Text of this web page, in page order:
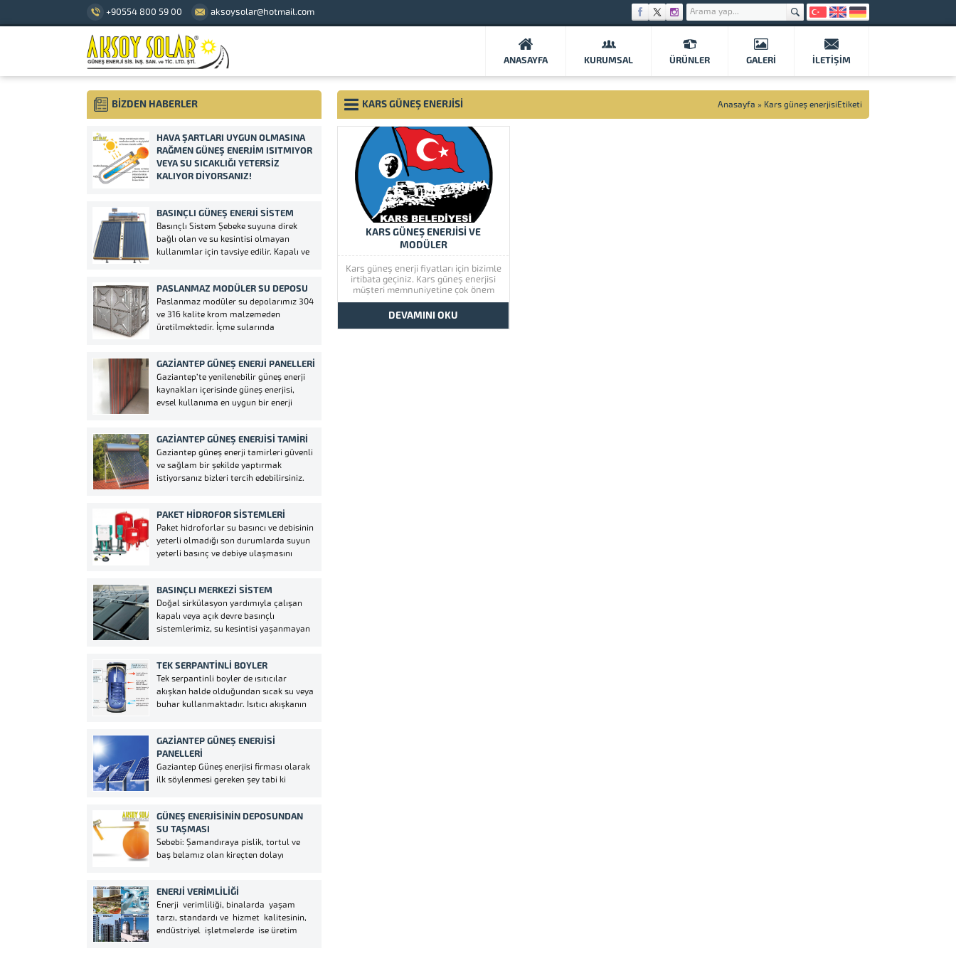
+90554 800 59 00 aksoysolar@hotmail.com
ANASAYFA KURUMSAL ÜRÜNLER GALERI İLETIŞIM
KARS GÜNEŞ ENERJISI Anasayfa » Kars güneş enerjisiEtiketi
KARS GÜNEŞ ENERJİSİ VE
MODÜLER
Kars güneş enerji fiyatları için bizimle
irtibata geçiniz. Kars güneş enerjisi
müşteri memnuniyetine çok önem
vermektedir. Kars güneş enerjisinin
kaliteli ürünlerini görmek için lütfen
ürünlerimize bir göz atınız. Türkiye’de
başta güney doğu olmak üzere tüm
DEVAMINI OKU
BİZDEN HABERLER
HAVA ŞARTLARI UYGUN OLMASINA
RAĞMEN GÜNEŞ ENERJIM ISITMIYOR
VEYA SU SICAKLIĞI YETERSIZ
KALIYOR DIYORSANIZ!
kontrol ediniz! Bir sızıntı veya ve ya
kaçak olup olmadığına bakınız! Çözüm:
Camların üzeri hava koşullarından
dolayı çamur veya toz olmuşsa
BASINÇLI GÜNEŞ ENERJI SISTEM
Basınçlı Sistem Şebeke suyuna direk
bağlı olan ve su kesintisi olmayan
kullanımlar için tavsiye edilir. Kapalı ve
sistemdir. Açık devre sistemimiz ise
antifiriz koyma derdi bulunmayan bir
sistemdir. Doğal...
PASLANMAZ MODÜLER SU DEPOSU
Paslanmaz modüler su depolarımız 304
ve 316 kalite krom malzemeden
üretilmektedir. İçme sularında
Kimyasal bileşeni %18 krom ve %8 nikel
içerdiği için korozyona karşı daha
dirençli olmaktadır.
GAZIANTEP GÜNEŞ ENERJI PANELLERI
Gaziantep’te yenilenebilir güneş enerji
kaynakları içerisinde güneş enerjisi,
evsel kullanıma en uygun bir enerji
Güneş Kollektörleri vasıtası ile
evlerimizde şu amaçlar için
kullanabiliriz; 1– Evinizde kullanılan
suyun ısıtılması...
GAZIANTEP GÜNEŞ ENERJISI TAMIRI
Gaziantep güneş enerji tamirleri güvenli
ve sağlam bir şekilde yaptırmak
istiyorsanız bizleri tercih edebilirsiniz.
hizmetlerimizi bizleri takip ederek
görebilirsiniz. Gaziantep güneş enerji
arızaları tespit ederek sizlere bilgi
aktarmaktayız eğer fiyatlarımızı kabul
PAKET HIDROFOR SISTEMLERI
Paket hidroforlar su basıncı ve debisinin
yeterli olmadığı son durumlarda suyun
yeterli basınç ve debiye ulaşmasını
genellikle yüksek binalarda, sulama
sistemlerinde, normal apartmanlarda,
villalarda, ev tipi hidroforu, okul tipi
hidroforu, hastane...
BASINÇLI MERKEZI SISTEM
Doğal sirkülasyon yardımıyla çalışan
kapalı veya açık devre basınçlı
sistemlerimiz, su kesintisi yaşanmayan
3 mm kalınlığında 304 kalite krom
çelikten imal edilmiş ve bütün bağlantı
parçaları pirinç...
TEK SERPANTINLI BOYLER
Tek serpantinli boyler de ısıtıcılar
akışkan halde olduğundan sıcak su veya
buhar kullanmaktadır. Isıtıcı akışkanın
alanındaki suya aktarılır. Boylerin
pompası tarafından kontrol edilen
tesisatı, sadece ve sadece ihtiyaç...
GAZIANTEP GÜNEŞ ENERJISI
PANELLERI
Gaziantep Güneş enerjisi firması olarak
ilk söylenmesi gereken şey tabi ki
bitmeyecek olmasıdır. Günümüzde çok
sık kullanılan doğalgaz ve petrol gibi
enerji türleri sonraki zamanlarda
tükenebilir. Fakat güneş ile elde...
GÜNEŞ ENERJISININ DEPOSUNDAN
SU TAŞMASI
Sebebi: Şamandıraya pislik, tortul ve
baş belamız olan kireçten dolayı
olabilir. Şamandıra topu çıkmış olabilir.
Çekvalf arızalanmıştır ya da pislik,
tortu, veya kireç yapışmıştır. Eğer
enerjiniz belirli bir süre kullanılmamış
ENERJI VERIMLILIĞI
Enerji verimliliği, binalarda yaşam
tarzı, standardı ve hizmet kalitesinin,
endüstriyel işletmelerde ise üretim